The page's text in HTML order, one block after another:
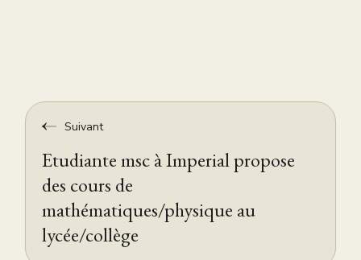
Suivant
Etudiante msc à Imperial propose
des cours de
mathématiques/physique au
lycée/collège